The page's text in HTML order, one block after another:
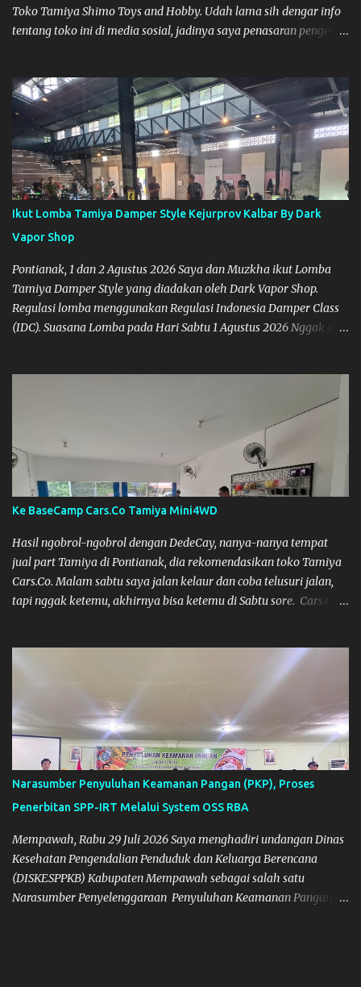
Toko Tamiya Shimo Toys and Hobby. Udah lama sih dengar info
tentang toko ini di media sosial, jadinya saya penasaran pengen
bukanya di jam 1. Saya pulang dulu ke rumah ortu di Sepakat,
untuk istirahat. So malamnya sebelum pulang ke Mempawah
saya sempatkan lagi kesini. Saya belanja beberapa part disini.
Untuk Lokasi Tempat:
Ikut Lomba Tamiya Damper Style Kejurprov Kalbar By Dark
Vapor Shop
Pontianak, 1 dan 2 Agustus 2026 Saya dan Muzkha ikut Lomba
Tamiya Damper Style yang diadakan oleh Dark Vapor Shop.
Regulasi lomba menggunakan Regulasi Indonesia Damper Class
(IDC). Suasana Lomba pada Hari Sabtu 1 Agustus 2026 Nggak ada
itu juga ada janji mau main ke Agus Tamiya dulu sebenarnya, tapi
karena mepet waktu, jadi lebih banyak main disini. Oiya, untuk
lomba ini lokasinya adalah di Port 99 Kota Pontianak. Pamflet
Lomba Tamiya Oiya sebagai Informasi, Saya dan Muzkha baru
pertama kali main disini. ya hitungannya saya sebagai new
comer lah :) Coach Dilla lagi setting Mobilnya
Ke BaseCamp Cars.Co Tamiya Mini4WD
Hasil ngobrol-ngobrol dengan DedeCay, nanya-nanya tempat
jual part Tamiya di Pontianak, dia rekomendasikan toko Tamiya
Cars.Co. Malam sabtu saya jalan kelaur dan coba telusuri jalan,
tapi nggak ketemu, akhirnya bisa ketemu di Sabtu sore. Cars.Co
Narasumber Penyuluhan Keamanan Pangan (PKP), Proses
Penerbitan SPP-IRT Melalui System OSS RBA
Mempawah, Rabu 29 Juli 2026 Saya menghadiri undangan Dinas
Kesehatan Pengendalian Penduduk dan Keluarga Berencana
(DISKESPPKB) Kabupaten Mempawah sebagai salah satu
Narasumber Penyelenggaraan Penyuluhan Keamanan Pangan di